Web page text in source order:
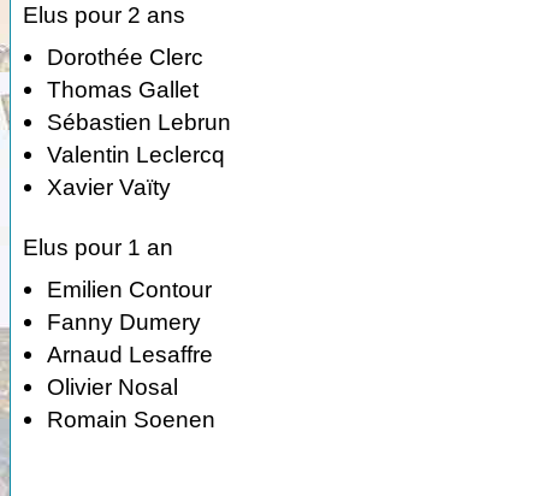
Elus pour 2 ans
Dorothée Clerc
Thomas Gallet
Sébastien Lebrun
Valentin Leclercq
Xavier Vaïty
Elus pour 1 an
Emilien Contour
Fanny Dumery
Arnaud Lesaffre
Olivier Nosal
Romain Soenen